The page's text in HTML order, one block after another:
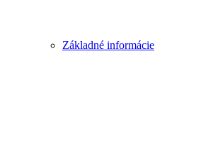
Základné informácie